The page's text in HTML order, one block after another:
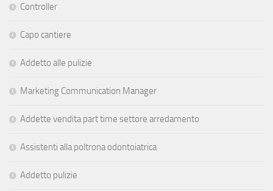
Controller
Capo cantiere
Addetto alle pulizie
Marketing Communication Manager
Addette vendita part time settore arredamento
Assistenti alla poltrona odontoiatrica
Addetto pulizie